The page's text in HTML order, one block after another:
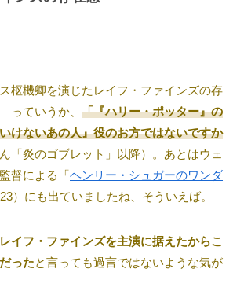
枢機卿を演じたレイフ・ファインズの存
ていうか、 「『ハリー・ポッター』の
けないあの人』役のお方ではないですか
「炎のゴブレット」以降）。あとはウェ
督による「ヘンリー・シュガーのワンダ
）にも出ていましたね、そういえば。
レイフ・ファインズを主演に据えたからこ
ったと言っても過言ではないような気が